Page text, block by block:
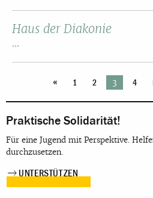
Haus der Diakonie
...
« 1 2 3 4
Praktische Solidarität!
Für eine Jugend mit Perspektive.
durchzusetzen.
UNTERSTÜTZEN